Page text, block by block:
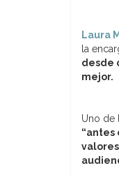
Laura
la
desde
mejor.
Uno de
“antes